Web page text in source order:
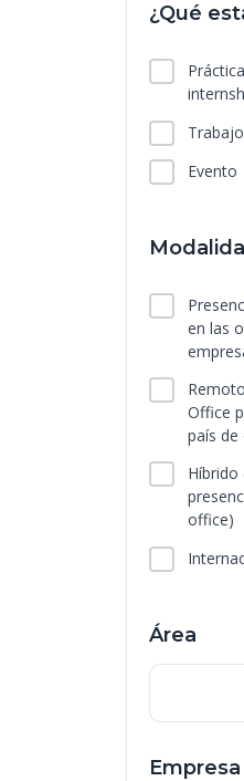
¿Qué
Trabajo
Evento
en las
Remoto
Office
país de
Híbrido
office)
Área
Empresa